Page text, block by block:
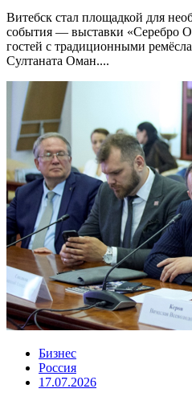
Витебск стал площадкой для
события — выставки «Серебро
гостей с традиционными
Султаната Оман....
Бизнес
Россия
17.07.2026